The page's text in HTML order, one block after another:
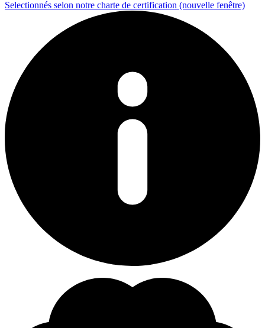
Selectionnés selon notre charte de certification (nouvelle fenêtre)